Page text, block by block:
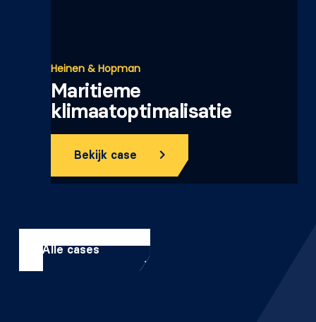
Heinen & Hopman
Maritieme
klimaatoptimalisatie
Bekijk case
Alle cases